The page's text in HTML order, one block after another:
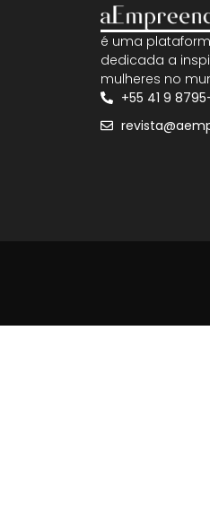
é uma
dedicada a
mulheres no
+55 41 9